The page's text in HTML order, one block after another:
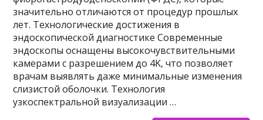
значительно отличаются от процедур прошлых
лет. Технологические достижения в
эндоскопической диагностике Современные
эндоскопы оснащены высокочувствительными
камерами с разрешением до 4K, что позволяет
врачам выявлять даже минимальные изменения
слизистой оболочки. Технология
узкоспектральной визуализации …